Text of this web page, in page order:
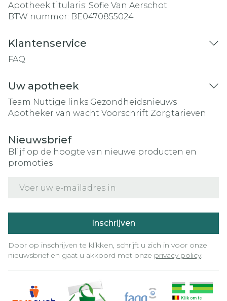
Apotheek titularis: Sofie Van Aerschot
BTW nummer: BE0470855024
Klantenservice
FAQ
Uw apotheek
Team Nuttige links Gezondheidsnieuws
Apotheker van wacht Voorschrift Zorgtarieven
Nieuwsbrief
Blijf op de hoogte van nieuwe producten en
promoties
Inschrijven
Door op inschrijven te klikken, schrijft u zich in voor onze
nieuwsbrief en gaat u akkoord met onze privacy policy.